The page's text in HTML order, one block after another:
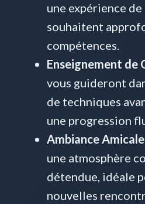
une expérience de
souhaitent
compétences.
Enseignement de
vous guideront
de techniques
une progression
Ambiance Amicale
une atmosphère
détendue, idéale
nouvelles